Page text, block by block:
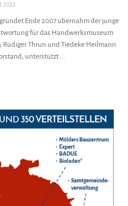
2022
Ende 2007 übernahm der junge
für das Handwerksmuseum
Thrun und Tiedeke Heilmann
unterstützt ...